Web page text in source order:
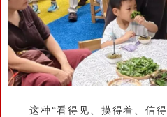
这种“看得见、摸得着、信